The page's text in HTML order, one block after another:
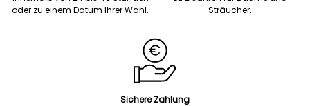
oder zu einem Datum Ihrer Wahl.
Sträucher.
Sichere Zahlung